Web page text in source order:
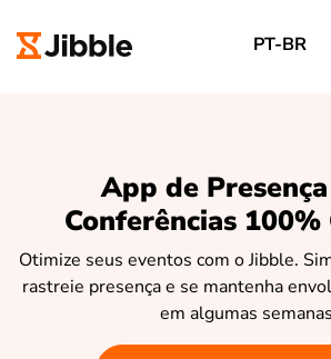
PT-BR
App de
Conferências 100%
Otimize seus eventos com o Jibble.
rastreie presença e se mantenha
em algumas